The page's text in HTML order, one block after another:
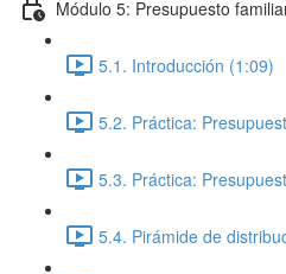
Módulo 5: Presupuesto
5.1. Introducción (1:09)
5.2. Práctica:
5.3. Práctica:
5.4. Pirámide de